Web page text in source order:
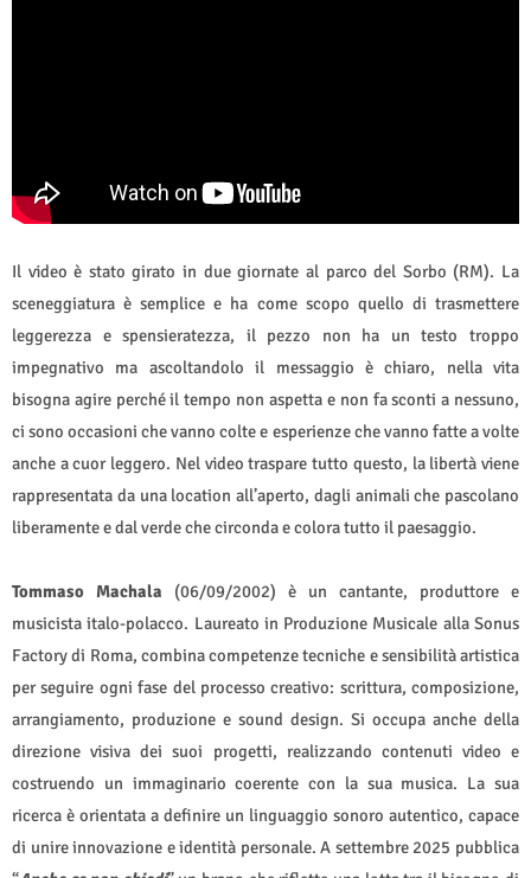
Il video è stato girato in due giornate al parco del Sorbo (RM). La
sceneggiatura è semplice e ha come scopo quello di trasmettere
leggerezza e spensieratezza, il pezzo non ha un testo troppo
impegnativo ma ascoltandolo il messaggio è chiaro, nella vita
bisogna agire perché il tempo non aspetta e non fa sconti a nessuno,
ci sono occasioni che vanno colte e esperienze che vanno fatte a volte
anche a cuor leggero. Nel video traspare tutto questo, la libertà viene
rappresentata da una location all’aperto, dagli animali che pascolano
liberamente e dal verde che circonda e colora tutto il paesaggio.
Tommaso Machala (06/09/2002) è un cantante, produttore e
musicista italo-polacco. Laureato in Produzione Musicale alla Sonus
Factory di Roma, combina competenze tecniche e sensibilità artistica
per seguire ogni fase del processo creativo: scrittura, composizione,
arrangiamento, produzione e sound design. Si occupa anche della
direzione visiva dei suoi progetti, realizzando contenuti video e
costruendo un immaginario coerente con la sua musica. La sua
ricerca è orientata a definire un linguaggio sonoro autentico, capace
di unire innovazione e identità personale. A settembre 2025 pubblica